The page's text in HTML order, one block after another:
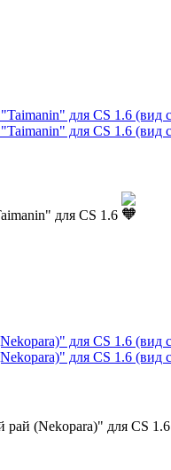
для CS 1.6
рай (Nekopara)" для CS 1.6